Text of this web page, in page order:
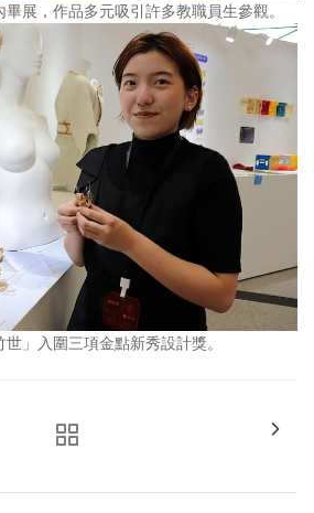
展，作品多元吸引許多教職員生參觀。
」入圍三項金點新秀設計獎。